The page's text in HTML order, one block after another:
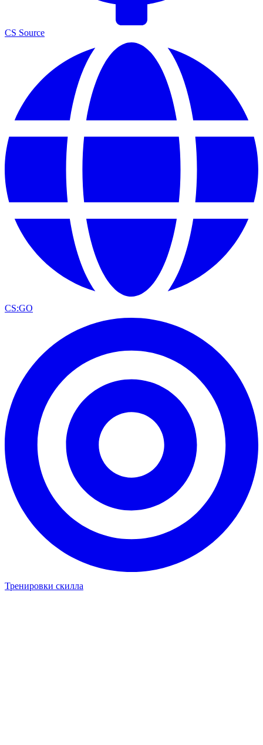
CS Source
CS:GO
Тренировки скилла